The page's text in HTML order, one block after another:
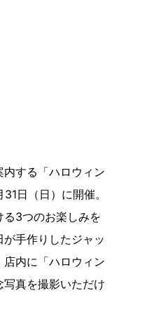
する「ハロウィン
日（日）に開催。
る3つのお楽しみを
手作りしたジャッ
内に「ハロウィン
真を撮影いただけ